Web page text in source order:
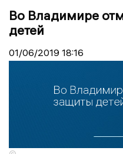
Во Владимире
детей
01/06/2019 18:16